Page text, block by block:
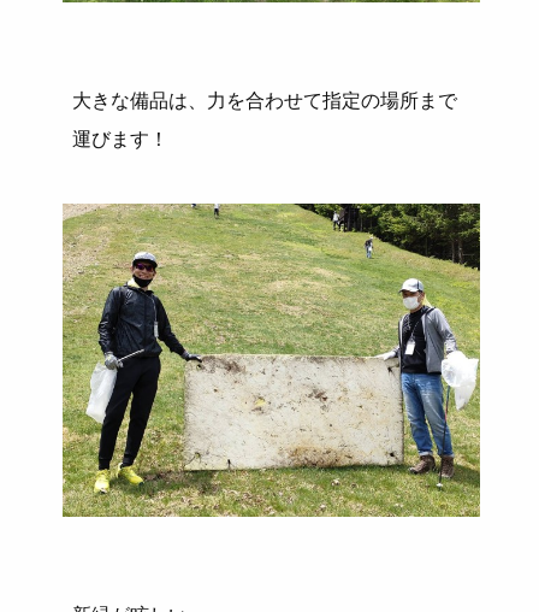
大きな備品は、力を合わせて指定の場所まで
運びます！